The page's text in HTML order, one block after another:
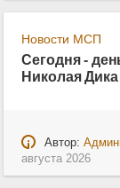
Новости МСП
Сегодня -
Николая Дика
Автор:
августа 2026